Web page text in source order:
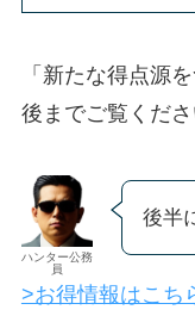
「新たな得点源
後までご覧くださ
ハンター公務
員
後半
>お得情報はこち